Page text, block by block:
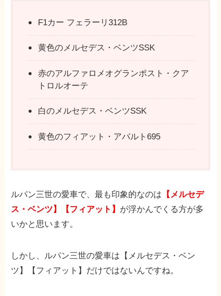
F1カー フェラーリ312B
黄色のメルセデス・ベンツSSK
赤のアルファロメオグランポスト・クア
トロルオーテ
白のメルセデス・ベンツSSK
黄色のフィアット・アバルト695
ルパン三世の愛車で、最も印象的なのは 【メルセデ
ス・ベンツ】【フィアット】 が浮かんでくる方が多
いかと思います。
しかし、ルパン三世の愛車は【メルセデス・ベン
ツ】【フィアット】だけではないんですね。